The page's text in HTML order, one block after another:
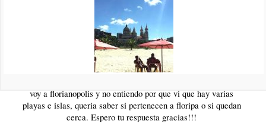
Gracias Renata!
0 28-dic-2017::por:Eleonora
Hola buenas tardes, estoy planeando un viaje en marzo y
voy a florianopolis y no entiendo por que vi que hay varias
playas e islas, queria saber si pertenecen a floripa o si quedan
cerca. Espero tu respuesta gracias!!!